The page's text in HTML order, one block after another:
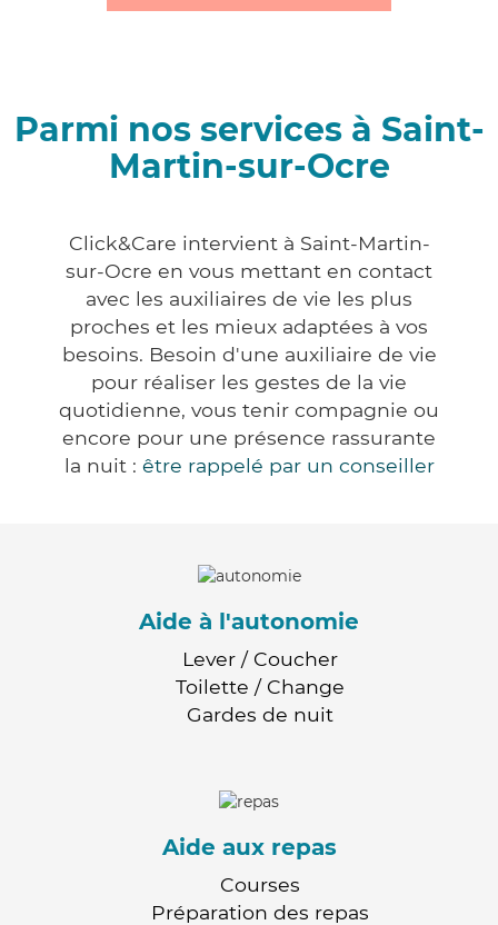
Parmi nos services à Saint-
Martin-sur-Ocre
Click&Care intervient à Saint-Martin-
sur-Ocre en vous mettant en contact
avec les auxiliaires de vie les plus
proches et les mieux adaptées à vos
besoins. Besoin d'une auxiliaire de vie
pour réaliser les gestes de la vie
quotidienne, vous tenir compagnie ou
encore pour une présence rassurante
la nuit : être rappelé par un conseiller
Aide à l'autonomie
Lever / Coucher
Toilette / Change
Gardes de nuit
Aide aux repas
Courses
Préparation des repas